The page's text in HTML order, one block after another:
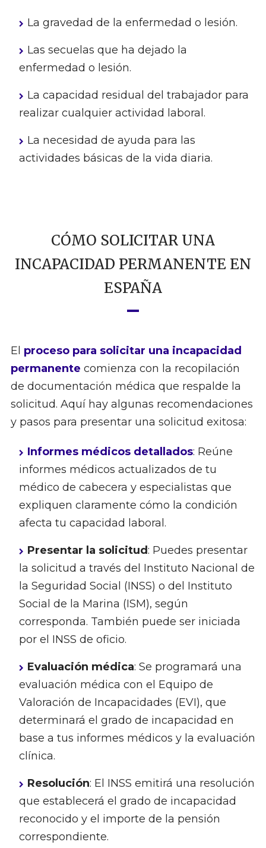
La gravedad de la enfermedad o lesión.
Las secuelas que ha dejado la
enfermedad o lesión.
La capacidad residual del trabajador para
realizar cualquier actividad laboral.
La necesidad de ayuda para las
actividades básicas de la vida diaria.
CÓMO SOLICITAR UNA
INCAPACIDAD PERMANENTE EN
ESPAÑA
El proceso para solicitar una incapacidad
permanente comienza con la recopilación
de documentación médica que respalde la
solicitud. Aquí hay algunas recomendaciones
y pasos para presentar una solicitud exitosa:
Informes médicos detallados: Reúne
informes médicos actualizados de tu
médico de cabecera y especialistas que
expliquen claramente cómo la condición
afecta tu capacidad laboral.
Presentar la solicitud: Puedes presentar
la solicitud a través del Instituto Nacional de
la Seguridad Social (INSS) o del Instituto
Social de la Marina (ISM), según
corresponda. También puede ser iniciada
por el INSS de oficio.
Evaluación médica: Se programará una
evaluación médica con el Equipo de
Valoración de Incapacidades (EVI), que
determinará el grado de incapacidad en
base a tus informes médicos y la evaluación
clínica.
Resolución: El INSS emitirá una resolución
que establecerá el grado de incapacidad
reconocido y el importe de la pensión
correspondiente.